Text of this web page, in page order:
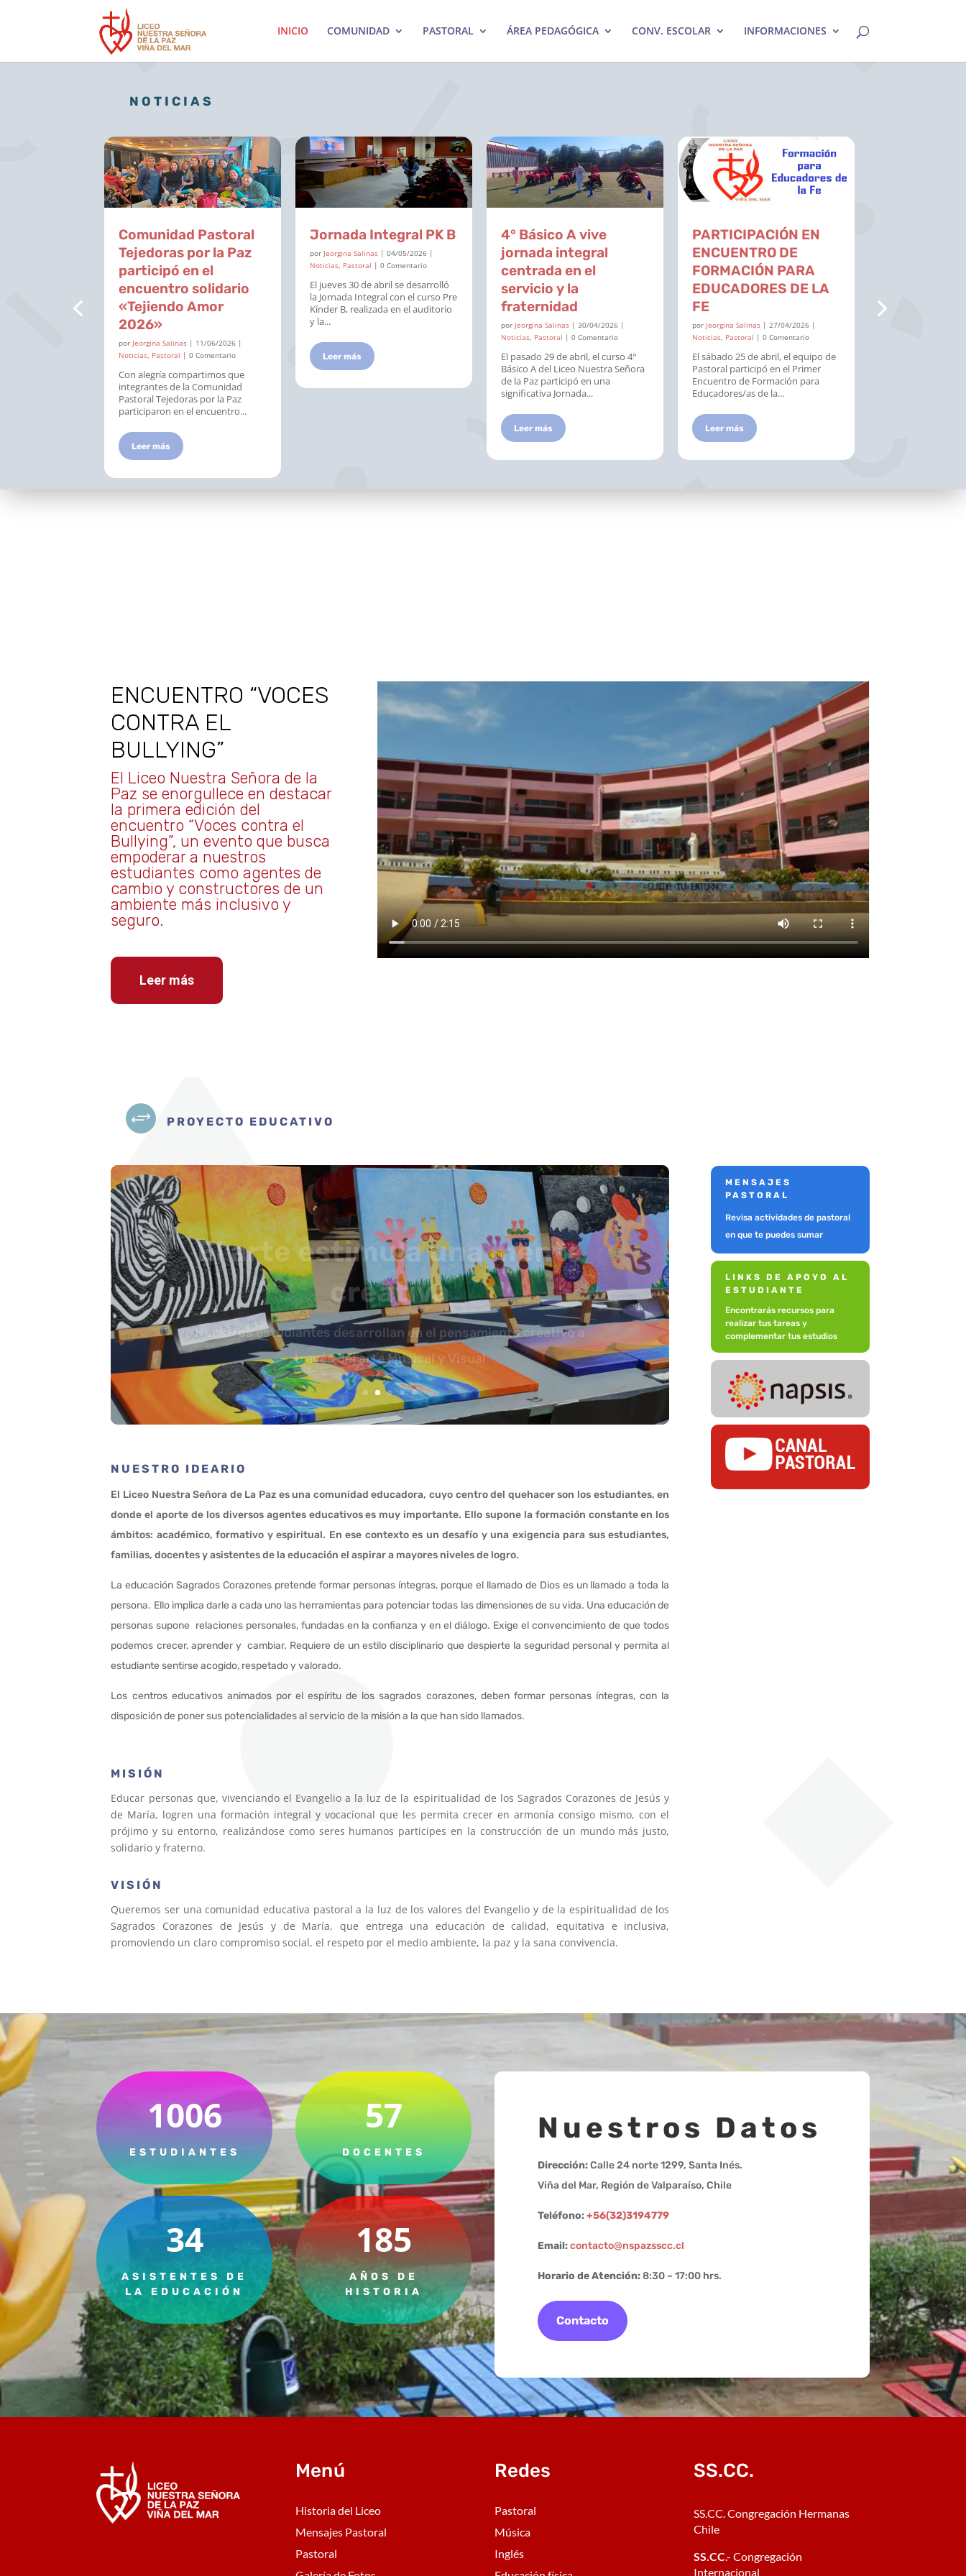
INICIO COMUNIDAD PASTORAL ÁREA PEDAGÓGICA CONV. ESCOLAR INFORMACIONES
NOTICIAS
Comunidad Pastoral
Tejedoras por la Paz
participó en el
encuentro solidario
«Tejiendo Amor
2026»
por Jeorgina Salinas| 11/06/2026|
Noticias, Pastoral | 0 Comentario
Con alegría compartimos que
integrantes de la Comunidad
Pastoral Tejedoras por la Paz
participaron en el encuentro...
Leer más
Jornada Integral PK B
por Jeorgina Salinas| 04/05/2026|
Noticias, Pastoral | 0 Comentario
El jueves 30 de abril se desarrolló
la Jornada Integral con el curso Pre
Kínder B, realizada en el auditorio
y la...
Leer más
4° Básico A vive
jornada integral
centrada en el
servicio y la
fraternidad
por Jeorgina Salinas| 30/04/2026|
Noticias, Pastoral | 0 Comentario
El pasado 29 de abril, el curso 4°
Básico A del Liceo Nuestra Señora
de la Paz participó en una
significativa Jornada...
Leer más
PARTICIPACIÓN EN
ENCUENTRO DE
FORMACIÓN PARA
EDUCADORES DE LA
FE
por Jeorgina Salinas| 27/04/2026|
Noticias, Pastoral | 0 Comentario
El sábado 25 de abril, el equipo de
Pastoral participó en el Primer
Encuentro de Formación para
Educadores/as de la...
Leer más
práctica
ENCUENTRO “VOCES
CONTRA EL
BULLYING”
El Liceo Nuestra Señora de la
Paz se enorgullece en destacar
la primera edición del
encuentro “Voces contra el
Bullying”, un evento que busca
empoderar a nuestros
estudiantes como agentes de
cambio y constructores de un
ambiente más inclusivo y
seguro.
Leer más
+ PROYECTO EDUCATIVO
El arte estimula una mente
creativa
Nuestros estudiantes desarrollan en el pensamiento creativo a
través del arte Musical y Visual
NUESTRO IDEARIO
El Liceo Nuestra Señora de La Paz es una comunidad educadora, cuyo centro del quehacer son los estudiantes, en
donde el aporte de los diversos agentes educativos es muy importante. Ello supone la formación constante en los
ámbitos: académico, formativo y espiritual. En ese contexto es un desafío y una exigencia para sus estudiantes,
familias, docentes y asistentes de la educación el aspirar a mayores niveles de logro.
La educación Sagrados Corazones pretende formar personas íntegras, porque el llamado de Dios es un llamado a toda la
persona. Ello implica darle a cada uno las herramientas para potenciar todas las dimensiones de su vida. Una educación de
personas supone relaciones personales, fundadas en la confianza y en el diálogo. Exige el convencimiento de que todos
podemos crecer, aprender y cambiar. Requiere de un estilo disciplinario que despierte la seguridad personal y permita al
estudiante sentirse acogido, respetado y valorado.
Los centros educativos animados por el espíritu de los sagrados corazones, deben formar personas íntegras, con la
disposición de poner sus potencialidades al servicio de la misión a la que han sido llamados.
MENSAJES
PASTORAL
Revisa actividades de pastoral
en que te puedes sumar
LINKS DE APOYO AL
ESTUDIANTE
Encontrarás recursos para
realizar tus tareas y
complementar tus estudios
MISIÓN
Educar personas que, vivenciando el Evangelio a la luz de la espiritualidad de los Sagrados Corazones de Jesús y
de María, logren una formación integral y vocacional que les permita crecer en armonía consigo mismo, con el
prójimo y su entorno, realizándose como seres humanos participes en la construcción de un mundo más justo,
solidario y fraterno.
VISIÓN
Queremos ser una comunidad educativa pastoral a la luz de los valores del Evangelio y de la espiritualidad de los
Sagrados Corazones de Jesús y de María, que entrega una educación de calidad, equitativa e inclusiva,
promoviendo un claro compromiso social, el respeto por el medio ambiente, la paz y la sana convivencia.
1006
ESTUDIANTES
34
ASISTENTES DE
LA EDUCACIÓN
57
DOCENTES
185
AÑOS DE
HISTORIA
Nuestros Datos
Dirección:Calle 24 norte 1299, Santa Inés.
Viña del Mar, Región de Valparaíso, Chile
Teléfono:+56(32)3194779
Email:contacto@nspazsscc.cl
Horario de Atención:8:30 – 17:00 hrs.
Contacto
Menú
Historia del Liceo
Mensajes Pastoral
Pastoral
Redes
Pastoral
Música
Inglés
SS.CC.
SS.CC. Congregación Hermanas
Chile
SS.CC.- Congregación
Internacional